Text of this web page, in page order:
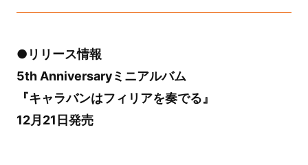
●リリース情報
5th Anniversaryミニアルバム
『キャラバンはフィリアを奏でる』
12月21日発売